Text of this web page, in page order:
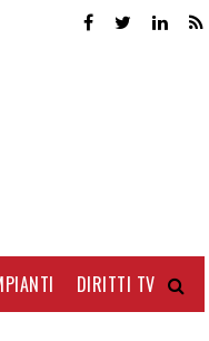
DIRITTI TV